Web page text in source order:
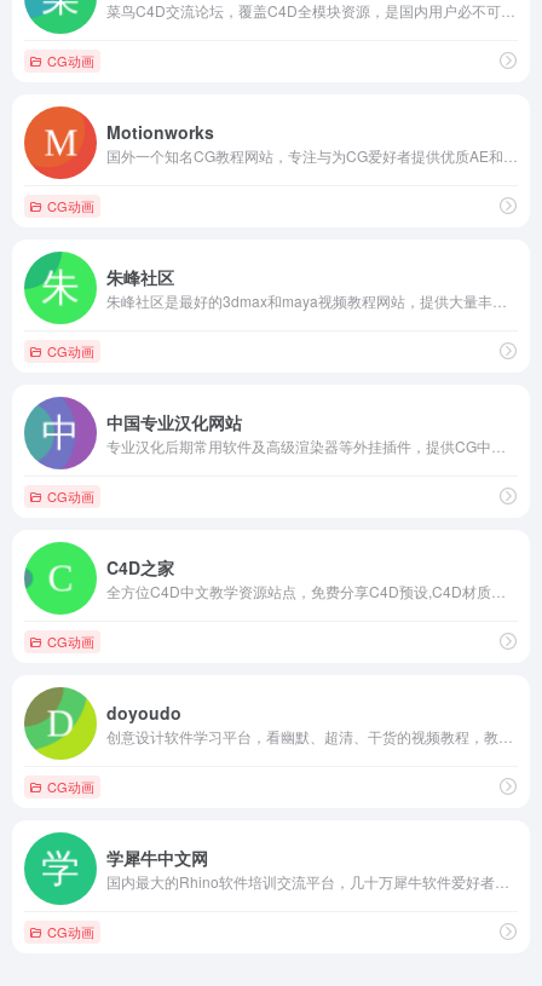
CG动画
Motionworks
CG动画
朱峰社区
CG动画
中国专业汉化网站
CG动画
C4D之家
CG动画
doyoudo
CG动画
学犀牛中文网
CG动画